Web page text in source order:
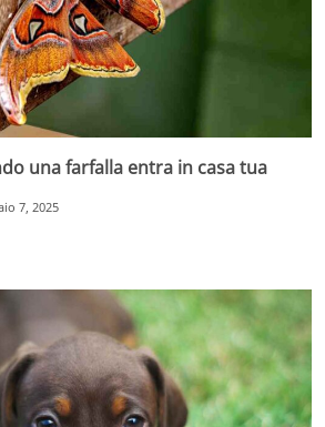
una farfalla entra in casa tua
7, 2025